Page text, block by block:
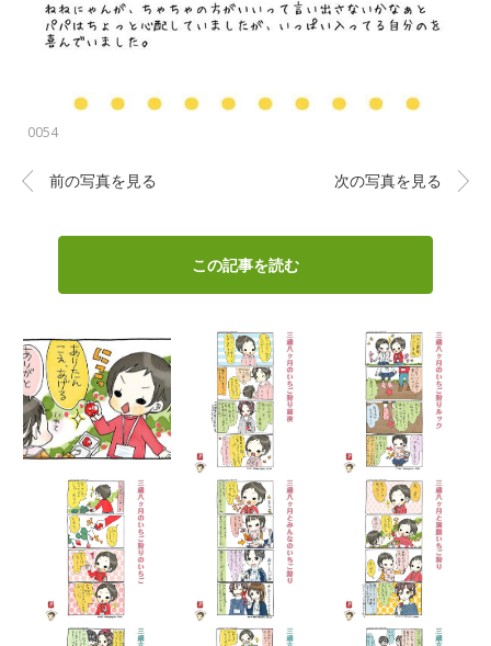
0054
前の写真を見る 次の写真を見る
この記事を読む